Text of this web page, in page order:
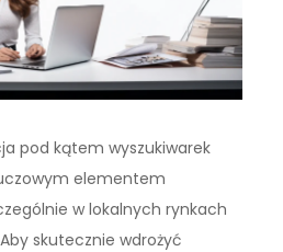
pod kątem wyszukiwarek
elementem
w lokalnych rynkach
skutecznie wdrożyć